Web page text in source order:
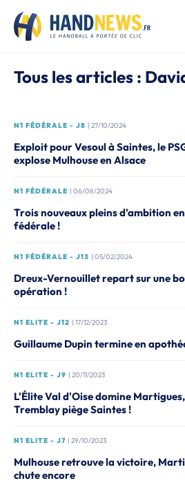
Tous les articles :
N1 FÉDÉRALE - J8 | 27/10/2024
Exploit pour Vesoul à Saintes, le
explose Mulhouse en Alsace
N1 FÉDÉRALE | 06/08/2024
Trois nouveaux pleins d'ambition
fédérale !
N1 FÉDÉRALE - J13 | 05/02/2024
Dreux-Vernouillet repart sur une
opération !
N1 ELITE - J12 | 17/12/2023
Guillaume Dupin termine en
N1 ELITE - J9 | 20/11/2023
L'Élite Val d'Oise domine Martigues,
Tremblay piège Saintes !
N1 ELITE - J7 | 29/10/2023
Mulhouse retrouve la victoire,
chute encore